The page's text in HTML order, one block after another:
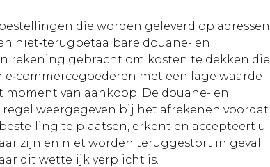
die worden geleverd op adressen
niet‑terugbetaalbare douane- en
rekening gebracht om kosten te dekken die
met een lage waarde
van aankoop. De douane- en
weergegeven bij het afrekenen voordat
te plaatsen, erkent en accepteert u
zijn en niet worden teruggestort in geval
dit wettelijk verplicht is.